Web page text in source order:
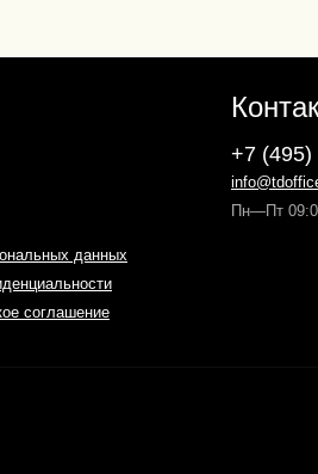
данных
соглашение
+7 (495)
Пн—Пт